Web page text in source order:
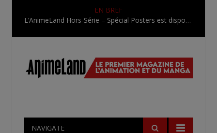
EN BREF
L’AnimeLand Hors-Série – Spécial Posters est disponible !
NAVIGATE